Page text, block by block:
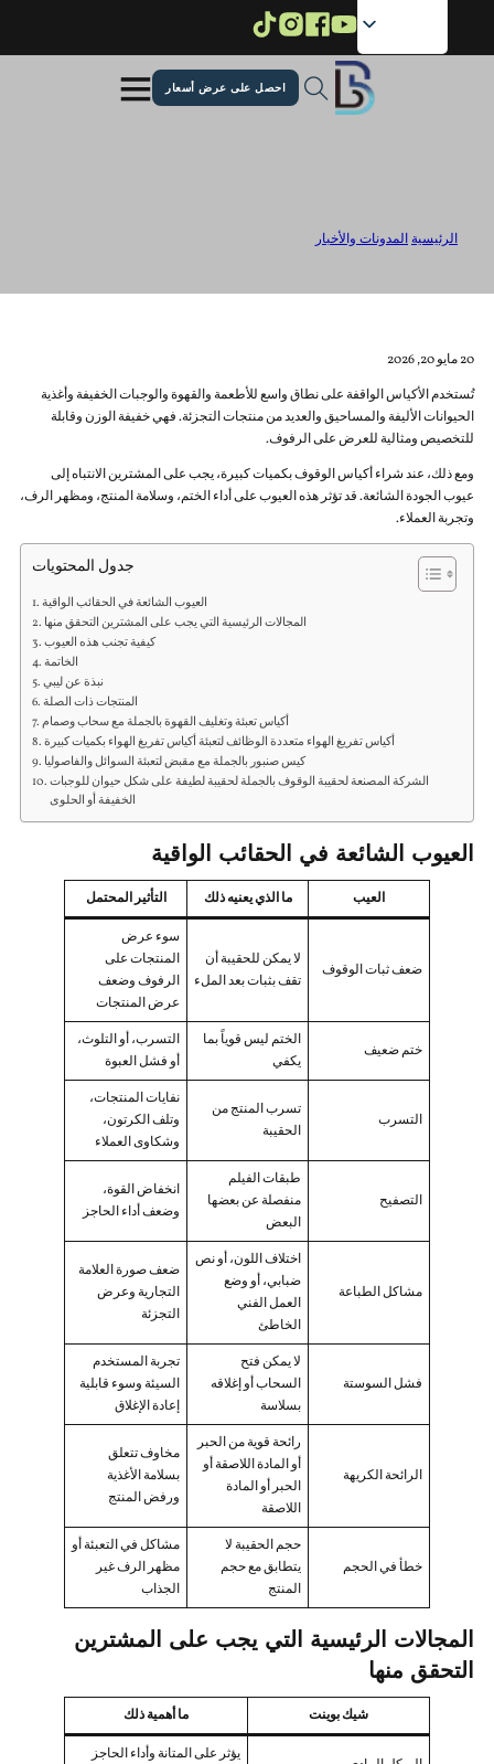
احصل على عرض أسعار
الرئيسية المدونات والأخبار
20 مايو 20, 2026
تُستخدم الأكياس الواقفة على نطاق واسع للأطعمة والقهوة والوجبات الخفيفة وأغذية
الحيوانات الأليفة والمساحيق والعديد من منتجات التجزئة. فهي خفيفة الوزن وقابلة
للتخصيص ومثالية للعرض على الرفوف.
ومع ذلك، عند شراء أكياس الوقوف بكميات كبيرة، يجب على المشترين الانتباه إلى
عيوب الجودة الشائعة. قد تؤثر هذه العيوب على أداء الختم، وسلامة المنتج، ومظهر الرف،
وتجربة العملاء.
جدول المحتويات
العيوب الشائعة في الحقائب الواقية
المجالات الرئيسية التي يجب على المشترين التحقق منها
كيفية تجنب هذه العيوب
الخاتمة
نبذة عن ليبي
المنتجات ذات الصلة
أكياس تعبئة وتغليف القهوة بالجملة مع سحاب وصمام
أكياس تفريغ الهواء متعددة الوظائف لتعبئة أكياس تفريغ الهواء بكميات كبيرة
كيس صنبور بالجملة مع مقبض لتعبئة السوائل والفاصوليا
الشركة المصنعة لحقيبة الوقوف بالجملة لحقيبة لطيفة على شكل حيوان للوجبات
الخفيفة أو الحلوى
العيوب الشائعة في الحقائب الواقية
العيب ما الذي يعنيه ذلك التأثير المحتمل
ضعف ثبات الوقوف
لا يمكن للحقيبة أن
تقف بثبات بعد الملء
سوء عرض
المنتجات على
الرفوف وضعف
عرض المنتجات
ختم ضعيف
الختم ليس قوياً بما
يكفي
التسرب، أو التلوث،
أو فشل العبوة
التسرب
تسرب المنتج من
الحقيبة
نفايات المنتجات،
وتلف الكرتون،
وشكاوى العملاء
التصفيح
طبقات الفيلم
منفصلة عن بعضها
البعض
انخفاض القوة،
وضعف أداء الحاجز
مشاكل الطباعة
اختلاف اللون، أو نص
ضبابي، أو وضع
العمل الفني
الخاطئ
ضعف صورة العلامة
التجارية وعرض
التجزئة
فشل السوستة
لا يمكن فتح
السحاب أو إغلاقه
بسلاسة
تجربة المستخدم
السيئة وسوء قابلية
إعادة الإغلاق
الرائحة الكريهة
رائحة قوية من الحبر
أو المادة اللاصقة أو
الحبر أو المادة
اللاصقة
مخاوف تتعلق
بسلامة الأغذية
ورفض المنتج
خطأ في الحجم
حجم الحقيبة لا
يتطابق مع حجم
المنتج
مشاكل في التعبئة أو
مظهر الرف غير
الجذاب
المجالات الرئيسية التي يجب على المشترين
التحقق منها
شيك بوينت ما أهمية ذلك
يؤثر على المتانة وأداء الحاجز